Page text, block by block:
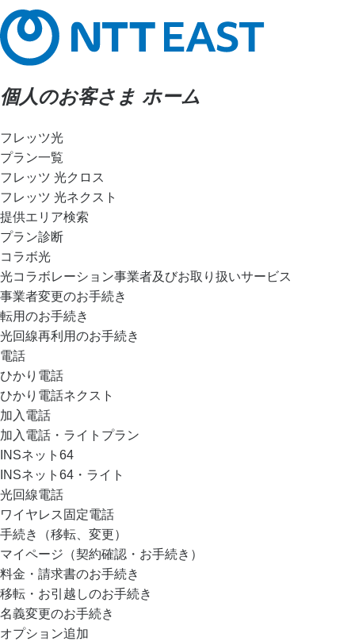
個人のお客さま ホーム
フレッツ光
プラン一覧
フレッツ 光クロス
フレッツ 光ネクスト
提供エリア検索
プラン診断
コラボ光
光コラボレーション事業者及びお取り扱いサービス
事業者変更のお手続き
転用のお手続き
光回線再利用のお手続き
電話
ひかり電話
ひかり電話ネクスト
加入電話
加入電話・ライトプラン
INSネット64
INSネット64・ライト
光回線電話
ワイヤレス固定電話
手続き（移転、変更）
マイページ（契約確認・お手続き）
料金・請求書のお手続き
移転・お引越しのお手続き
名義変更のお手続き
オプション追加